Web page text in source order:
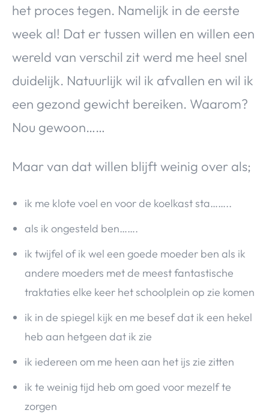
het proces tegen. Namelijk in de eerste
week al! Dat er tussen willen en willen een
wereld van verschil zit werd me heel snel
duidelijk. Natuurlijk wil ik afvallen en wil ik
een gezond gewicht bereiken. Waarom?
Nou gewoon……
Maar van dat willen blijft weinig over als;
ik me klote voel en voor de koelkast sta……..
als ik ongesteld ben…….
ik twijfel of ik wel een goede moeder ben als ik
andere moeders met de meest fantastische
traktaties elke keer het schoolplein op zie komen
ik in de spiegel kijk en me besef dat ik een hekel
heb aan hetgeen dat ik zie
ik iedereen om me heen aan het ijs zie zitten
ik te weinig tijd heb om goed voor mezelf te
zorgen